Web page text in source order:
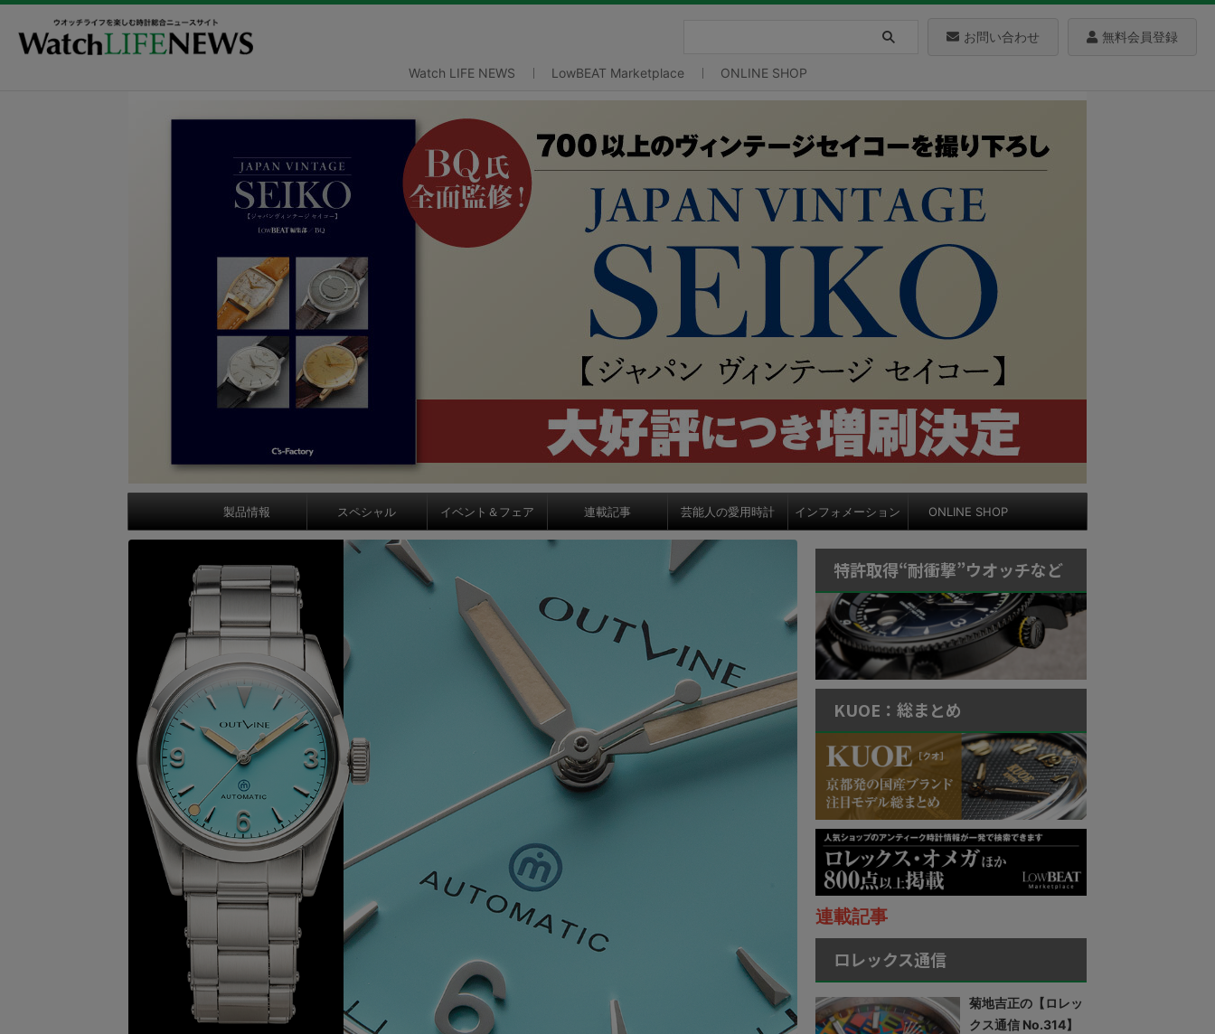
お問い合わせ 無料会員登録
Watch LIFE NEWS LowBEAT Marketplace ONLINE SHOP
製品情報 スペシャル イベント＆フェア 連載記事 芸能人の愛用時計 インフォメーション ONLINE SHOP
特許取得“耐衝撃”ウオッチなど
KUOE：総まとめ
連載記事
ロレックス通信
菊地吉正の【ロレッ
クス通信 No.314】